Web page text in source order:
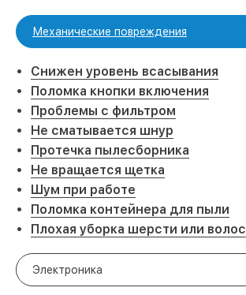
Механические повреждения
Снижен уровень всасывания
Поломка кнопки включения
Проблемы с фильтром
Не сматывается шнур
Протечка пылесборника
Не вращается щетка
Шум при работе
Поломка контейнера для пыли
Плохая уборка шерсти или волос
Электроника